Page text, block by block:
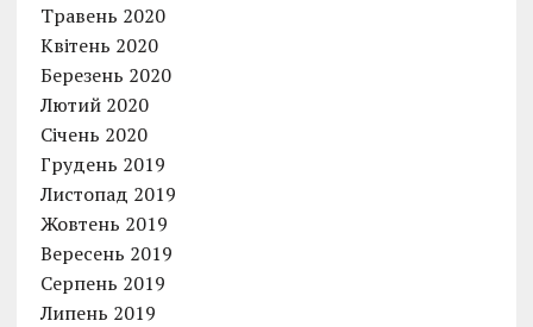
Травень 2020
Квітень 2020
Березень 2020
Лютий 2020
Січень 2020
Грудень 2019
Листопад 2019
Жовтень 2019
Вересень 2019
Серпень 2019
Липень 2019